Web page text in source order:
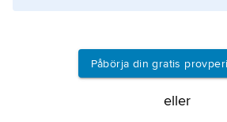
Information om artikeln
Påbörja din gratis
eller